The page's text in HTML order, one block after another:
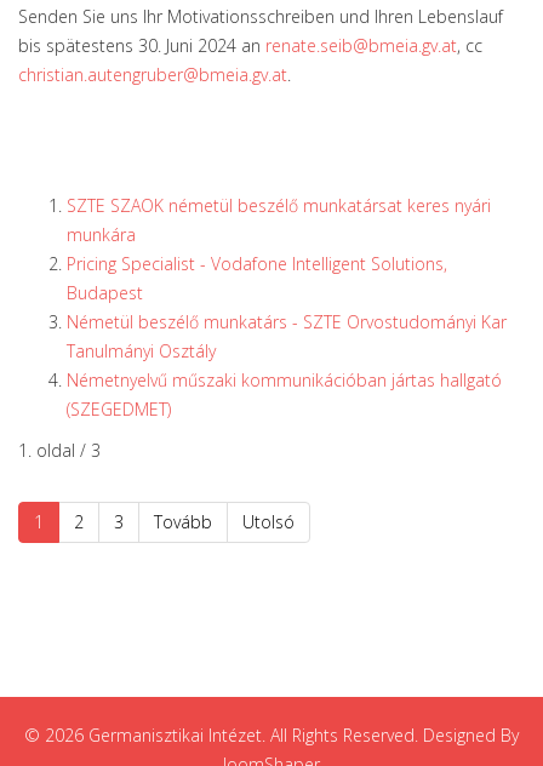
Senden Sie uns Ihr Motivationsschreiben und Ihren Lebenslauf
bis spätestens 30. Juni 2024 an renate.seib@bmeia.gv.at, cc
christian.autengruber@bmeia.gv.at.
SZTE SZAOK németül beszélő munkatársat keres nyári
munkára
Pricing Specialist - Vodafone Intelligent Solutions,
Budapest
Németül beszélő munkatárs - SZTE Orvostudományi Kar
Tanulmányi Osztály
Németnyelvű műszaki kommunikációban jártas hallgató
(SZEGEDMET)
1. oldal / 3
1 2 3 Tovább Utolsó
© 2026 Germanisztikai Intézet. All Rights Reserved. Designed By